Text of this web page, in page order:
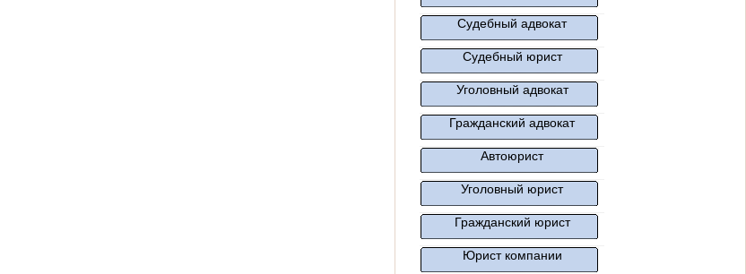
Судебный адвокат
Судебный юрист
Уголовный адвокат
Гражданский адвокат
Автоюрист
Уголовный юрист
Гражданский юрист
Юрист компании